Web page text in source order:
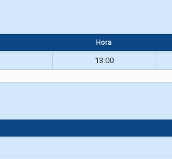
Hora
13:00